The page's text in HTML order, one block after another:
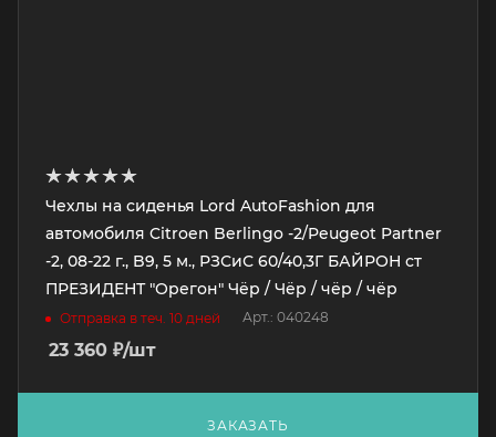
Чехлы на сиденья Lord AutoFashion для
автомобиля Citroen Berlingo -2/Peugeot Partner
-2, 08-22 г., B9, 5 м., РЗСиС 60/40,3Г БАЙРОН ст
ПРЕЗИДЕНТ "Орегон" Чёр / Чёр / чёр / чёр
Отправка в теч. 10 дней Арт.: 040248
23 360 ₽/шт
ЗАКАЗАТЬ